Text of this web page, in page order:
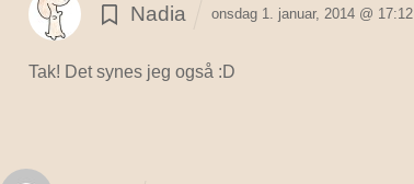
Nadia onsdag 1. januar, 2014 @ 17:12
Tak! Det synes jeg også :D